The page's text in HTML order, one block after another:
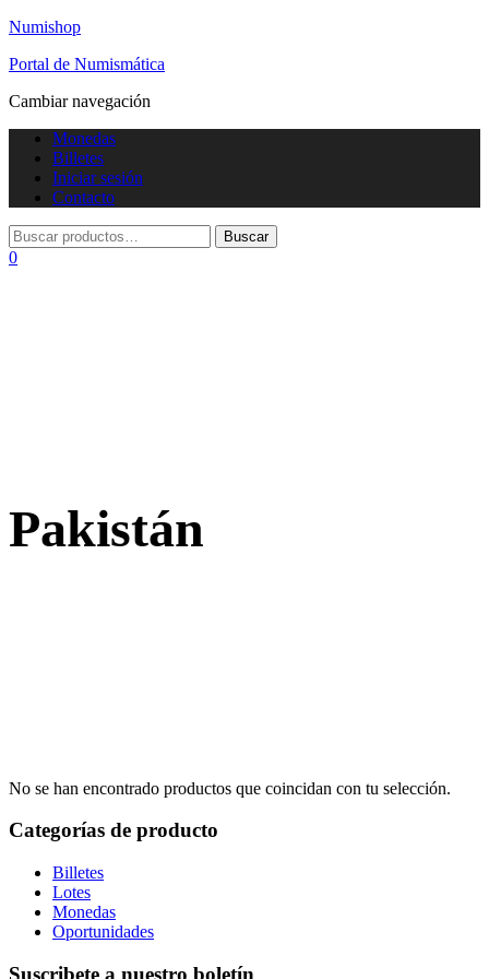
Numishop
Portal de Numismática
Cambiar navegación
Monedas
Billetes
Iniciar sesión
Contacto
0
Pakistán
No se han encontrado productos que coincidan con tu selección.
Categorías de producto
Billetes
Lotes
Monedas
Oportunidades
Suscribete a nuestro boletín